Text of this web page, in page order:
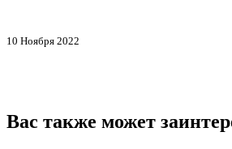
10 Ноября 2022
Вас также может